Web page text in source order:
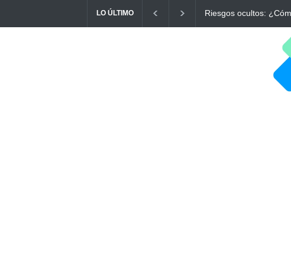
LO ÚLTIMO Ayuno Digital: La